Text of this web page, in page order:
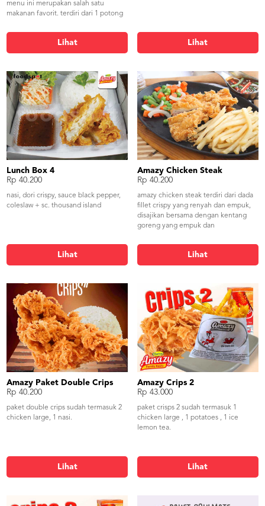
menu ini merupakan salah satu
makanan favorit. terdiri dari 1 potong
ditambah dengan saos keju yang
disiramkan di piring dan tidak
ketinggalan mix vegetable sebagai
kandungan serat dari mix vegetable
ini.
Lihat Lihat
Lunch Box 4
Rp 40.200
nasi, dori crispy, sauce black pepper,
coleslaw + sc. thousand island
Lihat
Amazy Chicken Steak
Rp 40.200
amazy chicken steak terdiri dari dada
fillet crispy yang renyah dan empuk,
disajikan bersama dengan kentang
goreng yang empuk dan
saos khas amazy lada hitam yang
bercampur dengan potongan cabe
besar yang membuat lidah siapapun
penyeimbang komposisi serat
makanan, menu ini dilengkapi dengan
mix vegetable sehingga menjadi
menu dengan komposisi yang bergizi.
Lihat
Amazy Paket Double Crips
Rp 40.200
paket double crips sudah termasuk 2
chicken large, 1 nasi.
Lihat
Amazy Crips 2
Rp 43.000
paket crisps 2 sudah termasuk 1
chicken large , 1 potatoes , 1 ice
lemon tea.
Lihat